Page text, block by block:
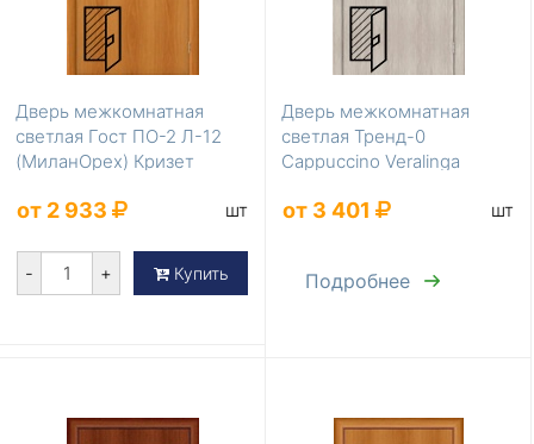
Дверь межкомнатная
светлая Гост ПО-2 Л-12
(МиланОрех) Кризет
от 2 933 шт
- + Купить
Дверь межкомнатная
светлая Тренд-0
Cappuccino Veralinga
от 3 401 шт
Подробнее